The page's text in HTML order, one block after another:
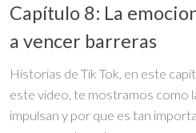
Capítulo 8: La
a vencer barreras
Historias de Tik Tok, en este
este video, te mostramos como
impulsan y por que es tan